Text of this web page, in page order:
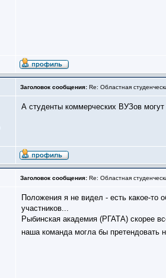
Заголовок сообщения: Re: Областная
А студенты коммерческих ВУЗов
Заголовок сообщения: Re: Областная
Положения я не видел - есть какое-то
участников...
Рыбинская академия (РГАТА) скорее
наша команда могла бы претендовать